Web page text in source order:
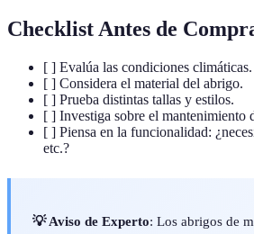
Checklist Antes de
[ ] Evalúa las condiciones climáticas.
[ ] Considera el material del abrigo.
[ ] Prueba distintas tallas y estilos.
[ ] Investiga sobre el mantenimiento
[ ] Piensa en la funcionalidad:
etc.?
💡 Aviso de Experto: Los abrigos de